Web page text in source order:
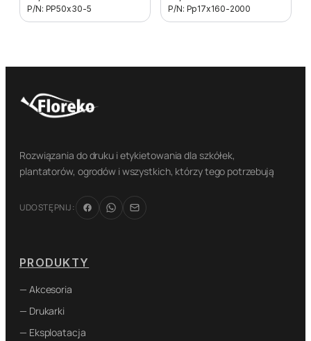
P/N: PP50x30-5 P/N: Pp17x160-2000
Rozwiązania do druku i etykietowania dla szkółek,
plantatorów, ogrodów i wszystkich, którzy tego potrzebują
UDOSTĘPNIJ:
PRODUKTY
— Akcesoria
— Drukarki
— Eksploatacja